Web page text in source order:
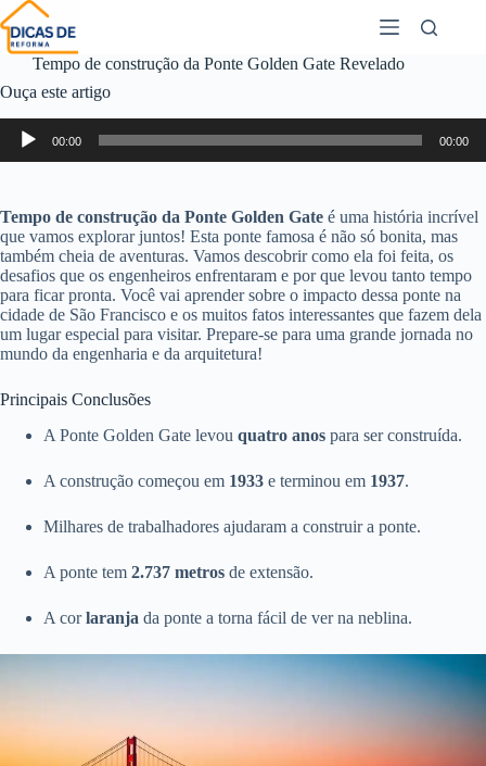
Tempo de construção da Ponte Golden Gate Revelado
Ouça este artigo
Tocador
áudio
00:00 00:00
Tempo de construção da Ponte Golden Gate é uma história incrível
que vamos explorar juntos! Esta ponte famosa é não só bonita, mas
também cheia de aventuras. Vamos descobrir como ela foi feita, os
desafios que os engenheiros enfrentaram e por que levou tanto tempo
para ficar pronta. Você vai aprender sobre o impacto dessa ponte na
cidade de São Francisco e os muitos fatos interessantes que fazem dela
um lugar especial para visitar. Prepare-se para uma grande jornada no
mundo da engenharia e da arquitetura!
Principais Conclusões
A Ponte Golden Gate levou quatro anos para ser construída.
A construção começou em 1933 e terminou em 1937.
Milhares de trabalhadores ajudaram a construir a ponte.
A ponte tem 2.737 metros de extensão.
A corlaranja da ponte a torna fácil de ver na neblina.